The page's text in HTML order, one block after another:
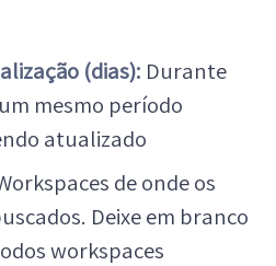
(dias): Durante
mesmo período
atualizado
de onde os
Deixe em branco
workspaces